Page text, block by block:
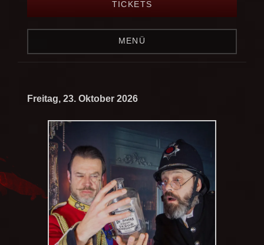
TICKETS
MENÜ
Freitag, 23. Oktober 2026